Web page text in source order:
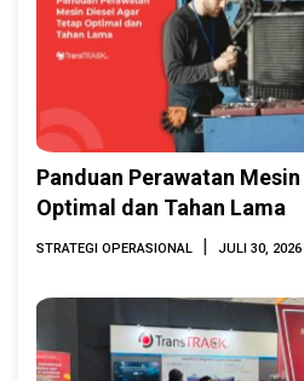
Panduan Perawatan
Optimal dan Tahan Lama
STRATEGI OPERASIONAL | JULI 30, 2026